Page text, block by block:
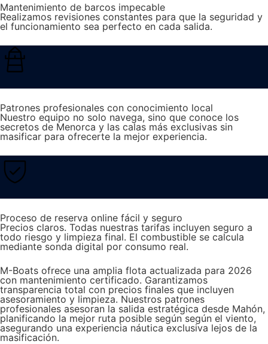
Mantenimiento de barcos impecable
Realizamos revisiones constantes para que la seguridad y
el funcionamiento sea perfecto en cada salida.
Patrones profesionales con conocimiento local
Nuestro equipo no solo navega, sino que conoce los
secretos de Menorca y las calas más exclusivas sin
masificar para ofrecerte la mejor experiencia.
Proceso de reserva online fácil y seguro
Precios claros. Todas nuestras tarifas incluyen seguro a
todo riesgo y limpieza final. El combustible se calcula
mediante sonda digital por consumo real.
M-Boats ofrece una amplia flota actualizada para 2026
con mantenimiento certificado. Garantizamos
transparencia total con precios finales que incluyen
asesoramiento y limpieza. Nuestros patrones
profesionales asesoran la salida estratégica desde Mahón,
planificando la mejor ruta posible según según el viento,
asegurando una experiencia náutica exclusiva lejos de la
masificación.